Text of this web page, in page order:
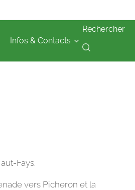
Infos & Contacts
Rechercher
Fays.
vers Picheron et la